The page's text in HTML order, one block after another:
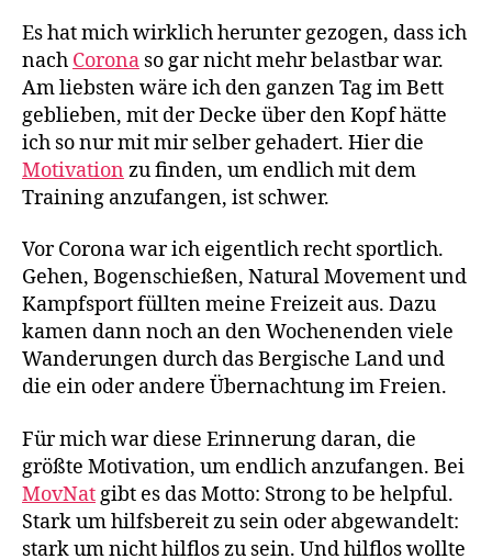
Es hat mich wirklich herunter gezogen, dass ich
nach Corona so gar nicht mehr belastbar war.
Am liebsten wäre ich den ganzen Tag im Bett
geblieben, mit der Decke über den Kopf hätte
ich so nur mit mir selber gehadert. Hier die
Motivation zu finden, um endlich mit dem
Training anzufangen, ist schwer.
Vor Corona war ich eigentlich recht sportlich.
Gehen, Bogenschießen, Natural Movement und
Kampfsport füllten meine Freizeit aus. Dazu
kamen dann noch an den Wochenenden viele
Wanderungen durch das Bergische Land und
die ein oder andere Übernachtung im Freien.
Für mich war diese Erinnerung daran, die
größte Motivation, um endlich anzufangen. Bei
MovNat gibt es das Motto: Strong to be helpful.
Stark um hilfsbereit zu sein oder abgewandelt:
stark um nicht hilflos zu sein. Und hilflos wollte